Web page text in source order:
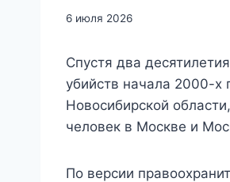
6 июля 2026
Спустя два
убийств начала 2000-
Новосибирской
человек в Москве и
По версии